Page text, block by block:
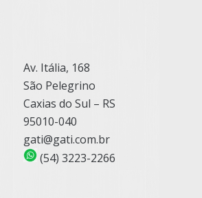
Av. Itália, 168
São Pelegrino
Caxias do Sul – RS
95010-040
gati@gati.com.br
(54) 3223-2266